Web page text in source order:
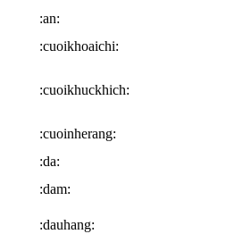
:an:
:cuoikhoaichi:
:cuoikhuckhich:
:cuoinherang:
:da:
:dam:
:dauhang: